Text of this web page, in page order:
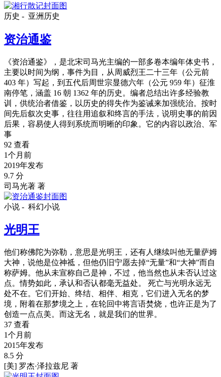
历史 - 亚洲历史
资治通鉴
《资治通鉴》，是北宋司马光主编的一部多卷本编年体史书，
主要以时间为纲，事件为目，从周威烈王二十三年（公元前
403 年）写起，到五代后周世宗显德六年（公元 959 年）征淮
南停笔，涵盖 16 朝 1362 年的历史。编者总结出许多经验教
训，供统治者借鉴，以历史的得失作为鉴诫来加强统治。按时
间先后叙次史事，往往用追叙和终言的手法，说明史事的前因
后果，容易使人得到系统而明晰的印象。它的内容以政治、军
事
92 查看
1个月前
2019年发布
9.7 分
司马光著 著
小说 - 科幻小说
光明王
他们称佛陀为弥勒，意思是光明王，还有人继续叫他无量萨姆
大神，说他是位神祗，但他仍旧宁愿去掉“无量”和“大神”而自
称萨姆。他从未宣称自己是神，不过，他当然也从未否认过这
点。情势如此，承认和否认都毫无益处。 死亡与光明永远无
处不在。它们开始、终结、相伴、相克，它们进入无名的梦
境，附着在那梦境之上，在轮回中将言语焚烧，也许正是为了
创造一点点美。而这无名，就是我们的世界。
37 查看
1个月前
2015年发布
8.5 分
[美] 罗杰·泽拉兹尼 著